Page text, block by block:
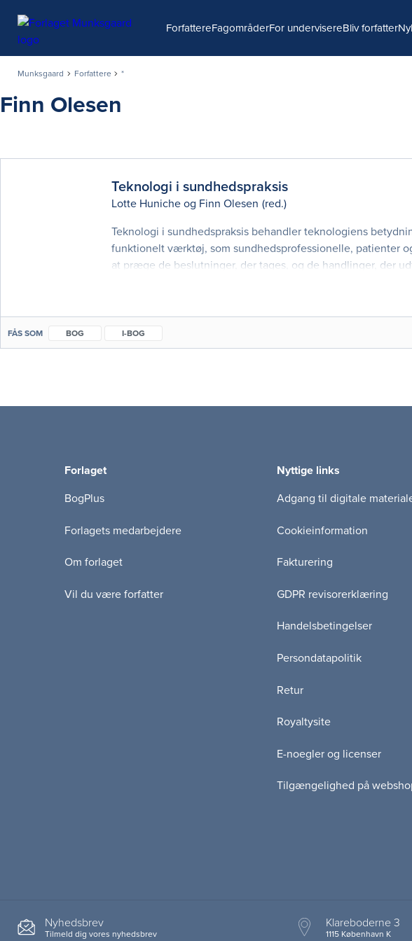
ForfattereFagområderFor undervisereBliv forfatter
Munksgaard Forfattere *
Finn Olesen
Teknologi i sundhedspraksis
Lotte Huniche og Finn Olesen (red.)
Teknologi i sundhedspraksis behandler teknologiens
funktionelt værktøj, som sundhedsprofessionelle, patienter
at præge de beslutninger, der tages, og de handlinger, der
FÅS SOM BOG I-BOG
Forlaget
BogPlus
Forlagets medarbejdere
Om forlaget
Vil du være forfatter
Nyttige links
Adgang til digitale
Cookieinformation
Fakturering
GDPR revisorerklæring
Handelsbetingelser
Persondatapolitik
Retur
Royaltysite
E-noegler og licenser
Tilgængelighed på
Nyhedsbrev
Tilmeld dig vores nyhedsbrev
Klareboderne 3
1115 København K